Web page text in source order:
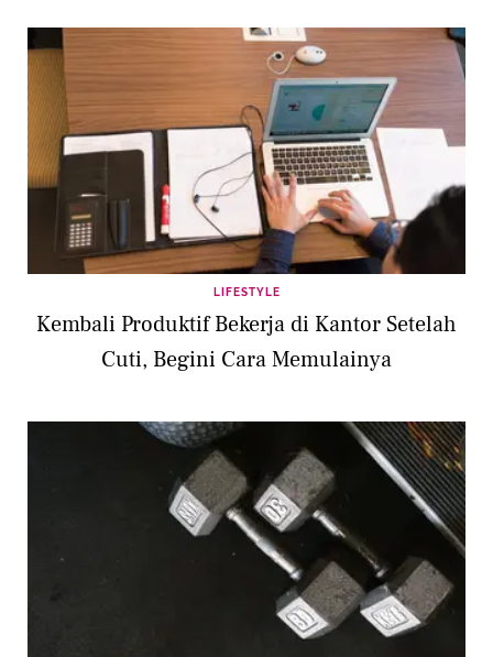
LIFESTYLE
Kembali Produktif Bekerja di Kantor Setelah
Cuti, Begini Cara Memulainya